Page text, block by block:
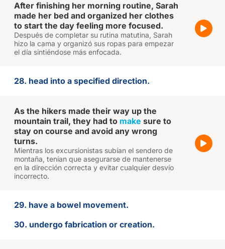
After finishing her morning routine, Sarah
made her bed and organized her clothes
to start the day feeling more focused.
Después de completar su rutina matutina, Sarah
hizo la cama y organizó sus ropas para empezar
el día sintiéndose más enfocada.
28. head into a specified direction.
As the hikers made their way up the
mountain trail, they had to make sure to
stay on course and avoid any wrong
turns.
Mientras los excursionistas subían el sendero de
montaña, tenían que asegurarse de mantenerse
en la dirección correcta y evitar cualquier desvío
incorrecto.
29. have a bowel movement.
30. undergo fabrication or creation.